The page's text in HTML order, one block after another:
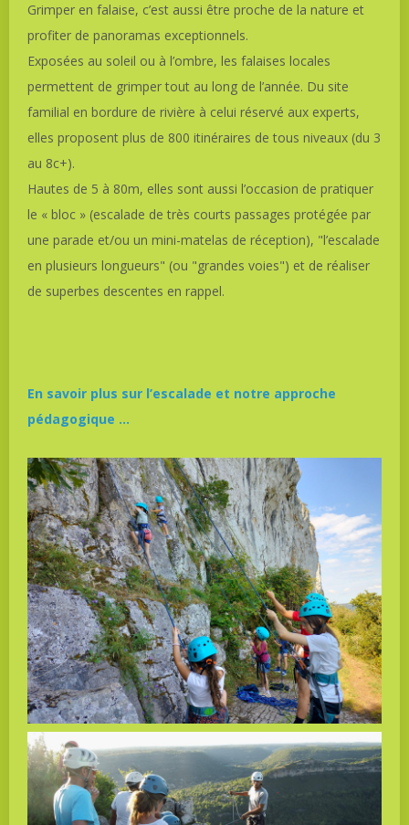
Grimper en falaise, c’est aussi être proche de la nature et
profiter de panoramas exceptionnels.
Exposées au soleil ou à l’ombre, les falaises locales
permettent de grimper tout au long de l’année. Du site
familial en bordure de rivière à celui réservé aux experts,
elles proposent plus de 800 itinéraires de tous niveaux (du 3
au 8c+).
Hautes de 5 à 80m, elles sont aussi l’occasion de pratiquer
le « bloc » (escalade de très courts passages protégée par
une parade et/ou un mini-matelas de réception), "l’escalade
en plusieurs longueurs" (ou "grandes voies") et de réaliser
de superbes descentes en rappel.
En savoir plus sur l’escalade et notre approche
pédagogique …